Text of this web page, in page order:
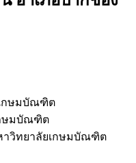
กษมบัณฑิต
ษมบัณฑิต
าวิทยาลัยเกษมบัณฑิต